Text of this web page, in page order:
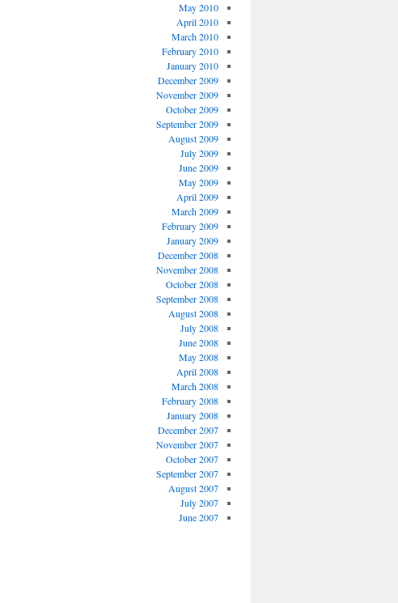
May 2010
April 2010
March 2010
February 2010
January 2010
December 2009
November 2009
October 2009
September 2009
August 2009
July 2009
June 2009
May 2009
April 2009
March 2009
February 2009
January 2009
December 2008
November 2008
October 2008
September 2008
August 2008
July 2008
June 2008
May 2008
April 2008
March 2008
February 2008
January 2008
December 2007
November 2007
October 2007
September 2007
August 2007
July 2007
June 2007